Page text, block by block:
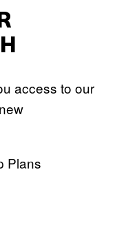
access to our
Plans